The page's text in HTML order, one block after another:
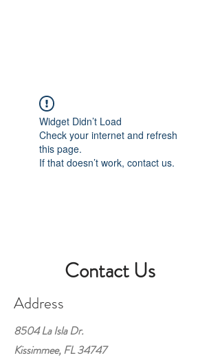
Widget Didn’t Load
Check your internet and refresh
this page.
If that doesn’t work, contact us.
Contact Us
Address
8504 La Isla Dr.
Kissimmee, FL 34747